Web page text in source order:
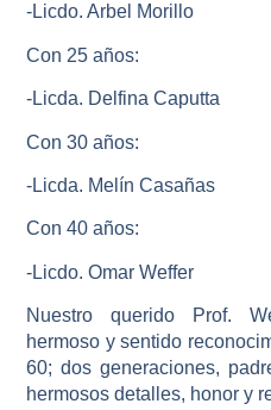
-Licdo. Arbel Morillo
Con 25 años:
-Licda. Delfina Caputta
Con 30 años:
-Licda. Melín Casañas
Con 40 años:
-Licdo. Omar Weffer
Nuestro querido Prof.
hermoso y sentido
60; dos generaciones,
hermosos detalles, honor y